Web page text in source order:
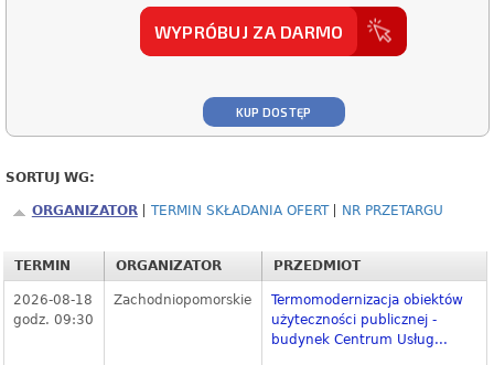
WYPRÓBUJ ZA DARMO
KUP DOSTĘP
SORTUJ WG:
ORGANIZATOR TERMIN SKŁADANIA OFERT NR PRZETARGU
TERMIN ORGANIZATOR PRZEDMIOT
2026-08-18
godz. 09:30
Zachodniopomorskie
Termomodernizacja obiektów
użyteczności publicznej -
budynek Centrum Usług...